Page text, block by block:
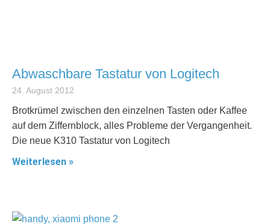
Abwaschbare Tastatur von Logitech
24. August 2012
Brotkrümel zwischen den einzelnen Tasten oder Kaffee
auf dem Ziffernblock, alles Probleme der Vergangenheit.
Die neue K310 Tastatur von Logitech
Weiterlesen »